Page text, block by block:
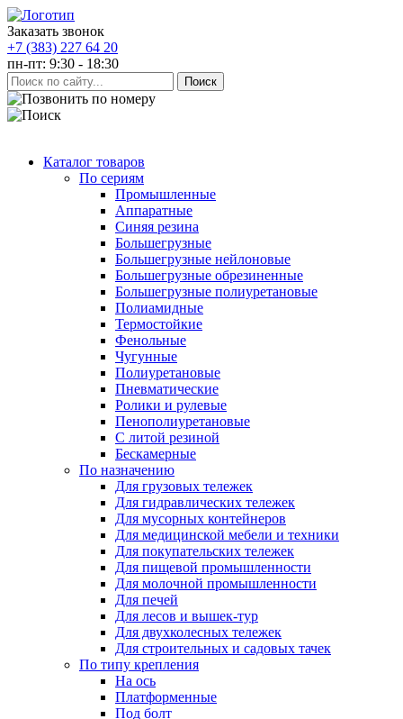
Заказать звонок
+7 (383) 227 64 20
пн-пт: 9:30 - 18:30
Каталог товаров
По сериям
Промышленные
Аппаратные
Синяя резина
Большегрузные
Большегрузные нейлоновые
Большегрузные обрезиненные
Большегрузные полиуретановые
Полиамидные
Термостойкие
Фенольные
Чугунные
Полиуретановые
Пневматические
Ролики и рулевые
Пенополиуретановые
С литой резиной
Бескамерные
По назначению
Для грузовых тележек
Для гидравлических тележек
Для мусорных контейнеров
Для медицинской мебели и техники
Для покупательских тележек
Для пищевой промышленности
Для молочной промышленности
Для печей
Для лесов и вышек-тур
Для двухколесных тележек
Для строительных и садовых тачек
По типу крепления
На ось
Платформенные
Под болт